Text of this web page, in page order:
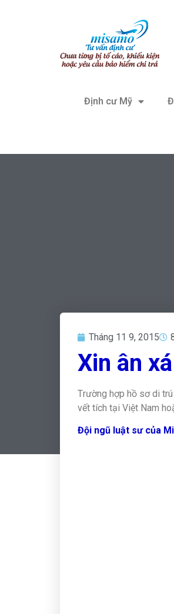
Định cư Mỹ
Tháng 11 9, 2015
Xin ân
Trường hợp hồ sơ di
vết tích tại Việt Nam
Đội ngũ luật sư của